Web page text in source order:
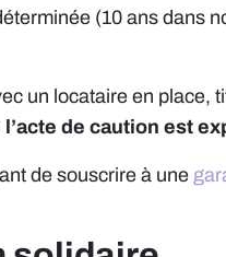
(10 ans dans
un locataire en place,
de caution est
de souscrire à une